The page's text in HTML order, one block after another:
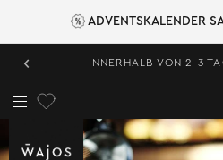
ADVENTSKALENDER
‹ INNERHALB VON 2-3